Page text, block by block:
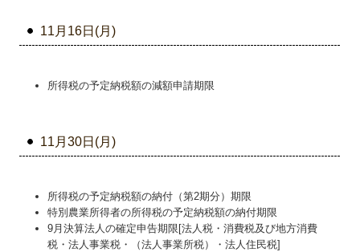
11月16日(月)
所得税の予定納税額の減額申請期限
11月30日(月)
所得税の予定納税額の納付（第2期分）期限
特別農業所得者の所得税の予定納税額の納付期限
9月決算法人の確定申告期限[法人税・消費税及び地方消費
税・法人事業税・（法人事業所税）・法人住民税]